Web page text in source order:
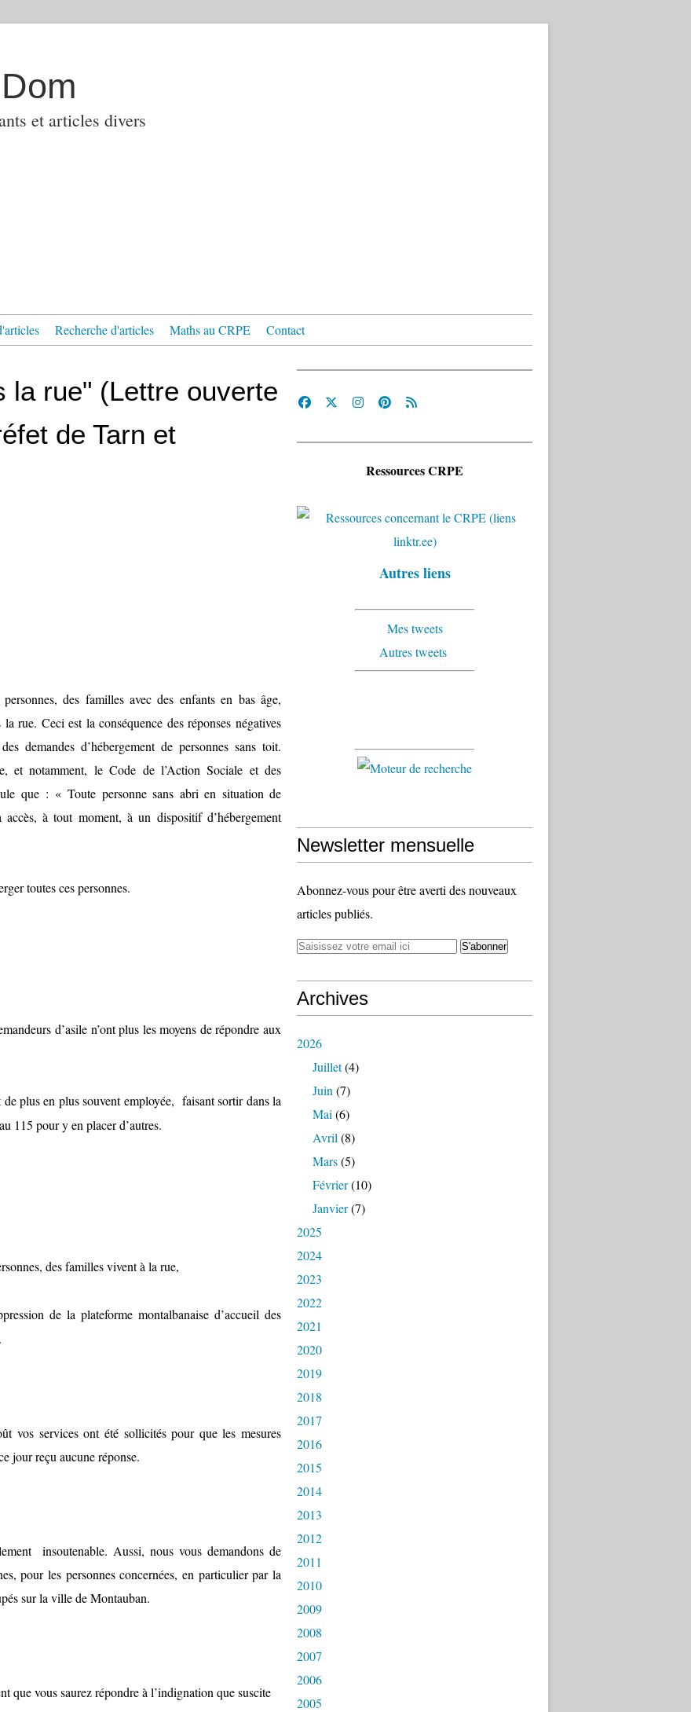
et articles divers
Recherche d'articles Maths au CRPE Contact
la rue" (Lettre ouverte
de Tarn et
des familles avec des enfants en bas âge,
rue. Ceci est la conséquence des réponses négatives
demandes d’hébergement de personnes sans toit.
et notamment, le Code de l’Action Sociale et des
que : « Toute personne sans abri en situation de
à tout moment, à un dispositif d’hébergement
toutes ces personnes.
d’asile n’ont plus les moyens de répondre aux
plus en plus souvent employée, faisant sortir dans la
115 pour y en placer d’autres.
des familles vivent à la rue,
de la plateforme montalbanaise d’accueil des
vos services ont été sollicités pour que les mesures
jour reçu aucune réponse.
insoutenable. Aussi, nous vous demandons de
pour les personnes concernées, en particulier par la
sur la ville de Montauban.
que vous saurez répondre à l’indignation que suscite
Ressources CRPE
Autres liens
Mes tweets
Autres tweets
Newsletter mensuelle
Abonnez-vous pour être averti des nouveaux
articles publiés.
Archives
2026
Juillet(4)
Juin (7)
Mai (6)
Avril (8)
Mars(5)
Février(10)
Janvier(7)
2025
2024
2023
2022
2021
2020
2019
2018
2017
2016
2015
2014
2013
2012
2011
2010
2009
2008
2007
2006
2005